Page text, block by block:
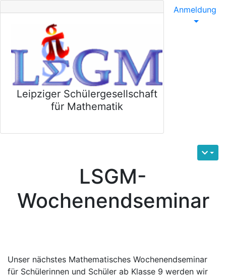
Leipziger Schülergesellschaft
für Mathematik
Anmeldung
LSGM-
Wochenendseminar
Unser nächstes Mathematisches Wochenendseminar
für Schülerinnen und Schüler ab Klasse 9 werden wir